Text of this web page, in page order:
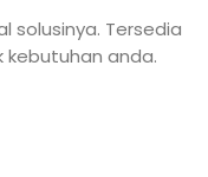
solusinya. Tersedia
kebutuhan anda.